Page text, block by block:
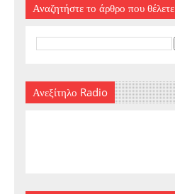
Αναζητήστε το άρθρο που θέλετε
Ανεξίτηλο Radio